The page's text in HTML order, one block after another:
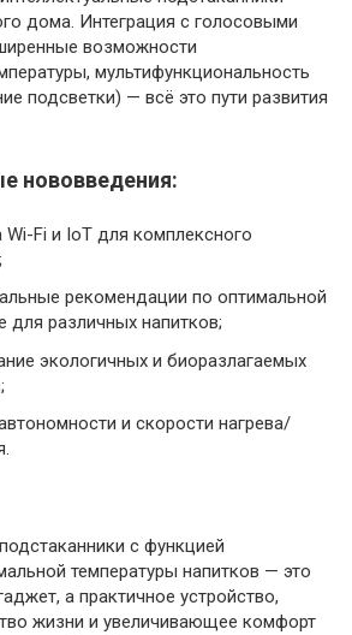
дома. Интеграция с голосовыми
возможности
мультифункциональность
подсветки) — всё это пути развития
нововведения:
Fi и IoT для комплексного
рекомендации по оптимальной
для различных напитков;
экологичных и биоразлагаемых
и скорости нагрева/
с функцией
температуры напитков — это
а практичное устройство,
жизни и увеличивающее комфорт